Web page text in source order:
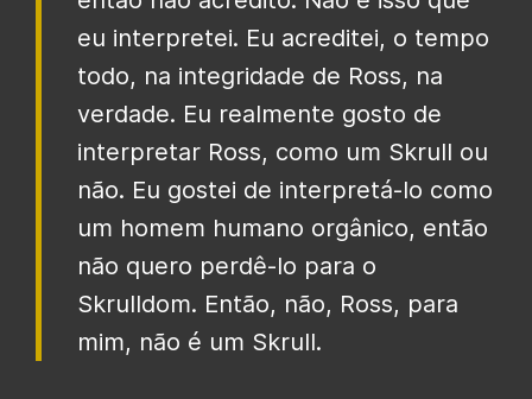
eu interpretei. Eu acreditei, o tempo
todo, na integridade de Ross, na
verdade. Eu realmente gosto de
interpretar Ross, como um Skrull ou
não. Eu gostei de interpretá-lo como
um homem humano orgânico, então
não quero perdê-lo para o
Skrulldom. Então, não, Ross, para
mim, não é um Skrull.